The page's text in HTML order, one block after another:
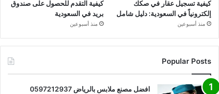
كيفية تسجيل عقار في صكك
إلكترونياً في السعودية: دليل شامل
منذ أسبوعين
كيفية التقدم للحصول على صندوق
بريد في السعودية
منذ أسبوعين
Popular Posts
افضل مصنع ملابس بالرياض 0597212937